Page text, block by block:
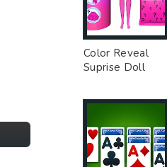
Color Reveal
Suprise Doll